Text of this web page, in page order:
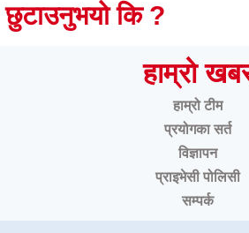
छुटाउनुभयो कि ?
हाम्रो
हाम्रो टीम
प्रयोगका सर्त
विज्ञापन
प्राइभेसी पोलिसी
सम्पर्क